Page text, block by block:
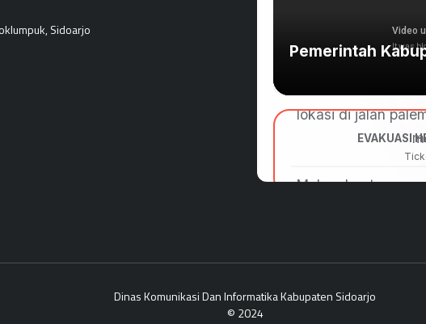
Sidoarjo
Dinas Komunikasi Dan Informatika Kabupaten Sidoarjo
© 2024